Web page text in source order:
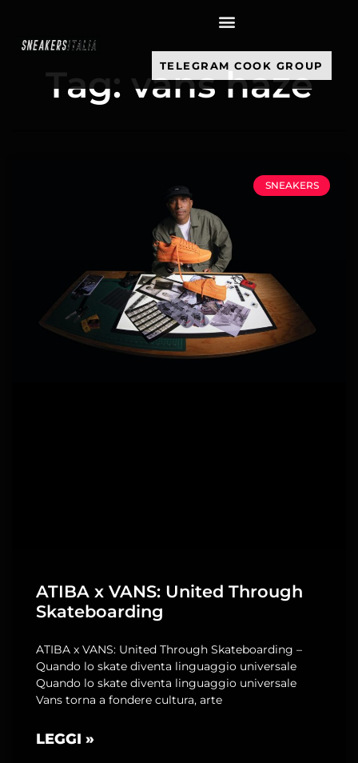
TELEGRAM COOK GROUP
Tag: vans haze
SNEAKERS
ATIBA x VANS: United Through
Skateboarding
ATIBA x VANS: United Through Skateboarding –
Quando lo skate diventa linguaggio universale
Quando lo skate diventa linguaggio universale
Vans torna a fondere cultura, arte
LEGGI »